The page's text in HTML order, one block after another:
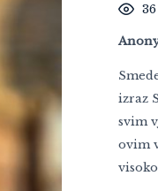
36
izraz
svim
ovim